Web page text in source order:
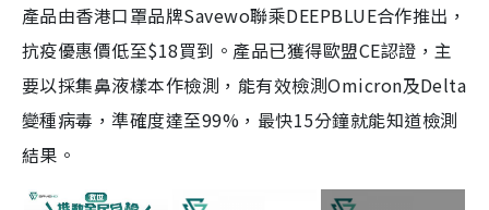
產品由香港口罩品牌Savewo聯乘DEEPBLUE合作推出，
抗疫優惠價低至$18買到。產品已獲得歐盟CE認證，主
要以採集鼻液樣本作檢測，能有效檢測Omicron及Delta
變種病毒，準確度達至99%，最快15分鐘就能知道檢測
結果。